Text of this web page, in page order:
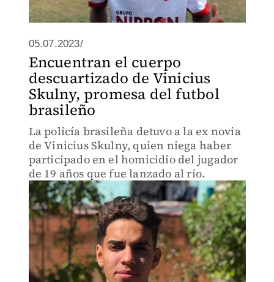
05.07.2023/
Encuentran el cuerpo
descuartizado de Vinicius
Skulny, promesa del futbol
brasileño
La policía brasileña detuvo a la ex novia
de Vinicius Skulny, quien niega haber
participado en el homicidio del jugador
de 19 años que fue lanzado al río.